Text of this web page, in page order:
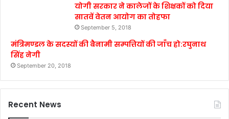
योगी सरकार ने कालेजों के शिक्षकों को दिया
सातवें वेतन आयोग का तोहफा
September 5, 2018
मंत्रिमण्डल के सदस्यों की बैनामी सम्पत्तियों की जाँच हो:रघुनाथ
सिंह नेगी
September 20, 2018
Recent News